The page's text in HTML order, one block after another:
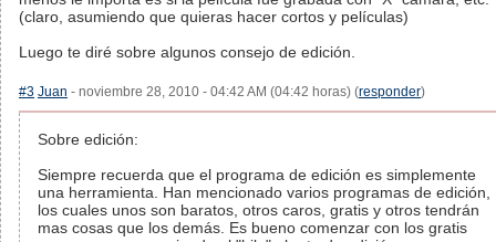
(claro, asumiendo que quieras hacer cortos y películas)
Luego te diré sobre algunos consejo de edición.
#3 Juan - noviembre 28, 2010 - 04:42 AM (04:42 horas) (responder)
Sobre edición:
Siempre recuerda que el programa de edición es simplemente
una herramienta. Han mencionado varios programas de edición,
los cuales unos son baratos, otros caros, gratis y otros tendrán
mas cosas que los demás. Es bueno comenzar con los gratis